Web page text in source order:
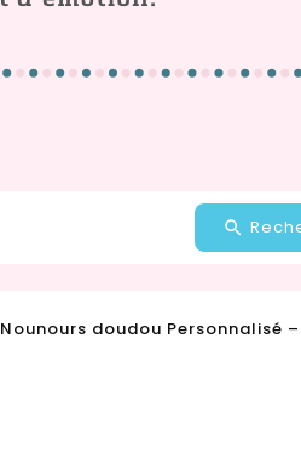
Nounours doudou Personnalisé –